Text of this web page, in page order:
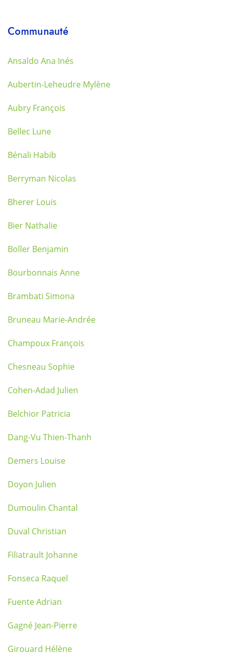
Communauté
Ansaldo Ana Inés
Aubertin-Leheudre Mylène
Aubry François
Bellec Lune
Bénali Habib
Berryman Nicolas
Bherer Louis
Bier Nathalie
Boller Benjamin
Bourbonnais Anne
Brambati Simona
Bruneau Marie-Andrée
Champoux François
Chesneau Sophie
Cohen-Adad Julien
Belchior Patricia
Dang-Vu Thien-Thanh
Demers Louise
Doyon Julien
Dumoulin Chantal
Duval Christian
Filiatrault Johanne
Fonseca Raquel
Fuente Adrian
Gagné Jean-Pierre
Girouard Hélène